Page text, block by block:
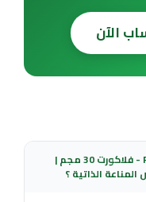
الآن
ما هو استخدام FLACORT 30 MG 20 TAB - فلاكورت 30 مجم |
الذاتية ؟